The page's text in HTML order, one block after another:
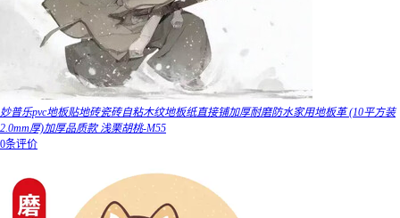
妙普乐pvc地板贴地砖瓷砖自粘木纹地板纸直接铺加厚耐磨防水家用地板革 (10平方装
2.0mm厚)加厚品质款 浅栗胡桃-M55
0条评价